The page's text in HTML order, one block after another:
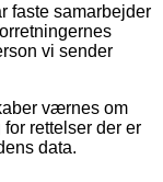
faste samarbejder
vi sender
værnes om
rettelser der er
data.